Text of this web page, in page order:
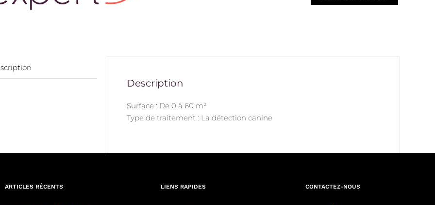
Description
Surface : De 0 à 60 m²
Type de traitement : La détection canine
ARTICLES RÉCENTS LIENS RAPIDES CONTACTEZ-NOUS